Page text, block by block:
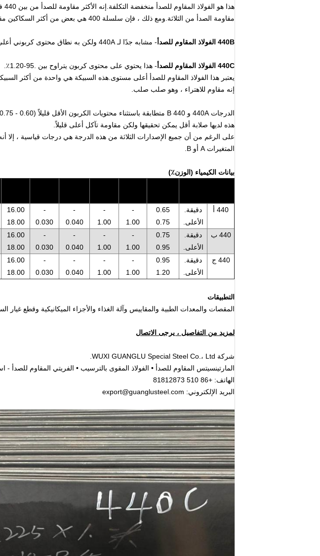
هذا هو الفولاذ المقاوم للصدأ منخفضة التكلفة.إنه الأكثر مقاومة للصدأ من بين 440 فولاذ ، و 440 درجة مئوية هو الأقل
مقاومة الصدأ من الثلاثة.ومع ذلك ، فإن سلسلة 400 هي بعض من أكثر السكاكين مقاومة للصدأ.
440B الفولاذ المقاوم للصدأ - مشابه جدًا لـ 440A ولكن به نطاق محتوى كربوني أعلى (.75- .95٪).
440C الفولاذ المقاوم للصدأ
- هذا يحتوي على محتوى كربون يتراوح بين .95-1.20٪.
يعتبر هذا الفولاذ المقاوم للصدأ أعلى مستوى.هذه السبيكة هي واحدة من أكثر
إنه مقاوم للاهتراء ، وهو صلب صلب.
الدرجات 440A و 440 B متطابقة باستثناء محتويات الكربون الأقل قليلاً (0.60 - 0.75٪ و 0.75 - 0.95٪ على التوالي).
هذه لديها صلابة أقل يمكن تحقيقها ولكن مقاومة تآكل أعلى قليلاً.
المتغيرات A أو B.
بيانات الكيمياء (الوزن٪)
440 أ
دقيقة.
الأعلى.
0.65
0.75
-
1.00
-
1.00
-
0.040
-
0.030
16.00
18.00
440 ب
دقيقة.
الأعلى.
0.75
0.95
-
1.00
-
1.00
-
0.040
-
0.030
16.00
18.00
440 ج
دقيقة.
الأعلى.
0.95
1.20
-
1.00
-
1.00
-
0.040
-
0.030
16.00
18.00
التطبيقات
المقصات والمعدات الطبية والمقاييس وآلة الغذاء والأجزاء الميكانيكية وقطع غيار
لمزيد من التفاصيل ، يرجى الاتصال
شركة WUXI GUANGLU Special Steel Co.، Ltd.
المارتينسيتس المقاوم للصدأ • الفولاذ المقوى بالترسيب • الفريتي المقاوم للصدأ -
الهاتف: +86 510 81812873
البريد الإلكتروني: export@guanglusteel.com